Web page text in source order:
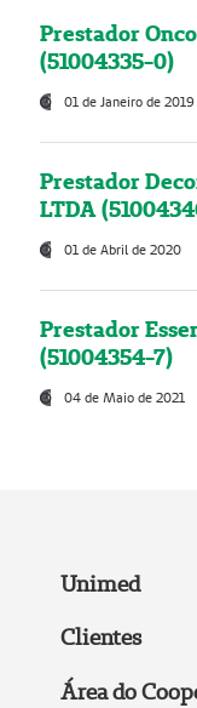
Prestador
(51004335-0)
01 de Janeiro de 2019
Prestador
LTDA
01 de Abril de 2020
Prestador
(51004354-7)
04 de Maio de 2021
Unimed
Clientes
Área do